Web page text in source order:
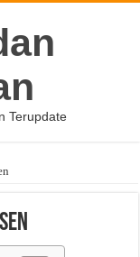
Terupdate